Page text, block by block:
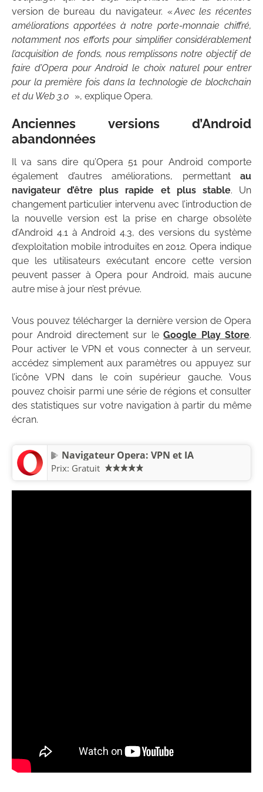
version de bureau du navigateur. «Avec les récentes
améliorations apportées à notre porte-monnaie chiffré,
notamment nos efforts pour simplifier considérablement
l’acquisition de fonds, nous remplissons notre objectif de
faire d’Opera pour Android le choix naturel pour entrer
pour la première fois dans la technologie de blockchain
et du Web 3.0 », explique Opera.
Anciennes versions d’Android
abandonnées
Il va sans dire qu’Opera 51 pour Android comporte
également d’autres améliorations, permettant au
navigateur d’être plus rapide et plus stable. Un
changement particulier intervenu avec l’introduction de
la nouvelle version est la prise en charge obsolète
d’Android 4.1 à Android 4.3, des versions du système
d’exploitation mobile introduites en 2012. Opera indique
que les utilisateurs exécutant encore cette version
peuvent passer à Opera pour Android, mais aucune
autre mise à jour n’est prévue.
Vous pouvez télécharger la dernière version de Opera
pour Android directement sur leGoogle Play Store.
Pour activer le VPN et vous connecter à un serveur,
accédez simplement aux paramètres ou appuyez sur
l’icône VPN dans le coin supérieur gauche. Vous
pouvez choisir parmi une série de régions et consulter
des statistiques sur votre navigation à partir du même
écran.
Navigateur Opera: VPN et IA
Prix: Gratuit